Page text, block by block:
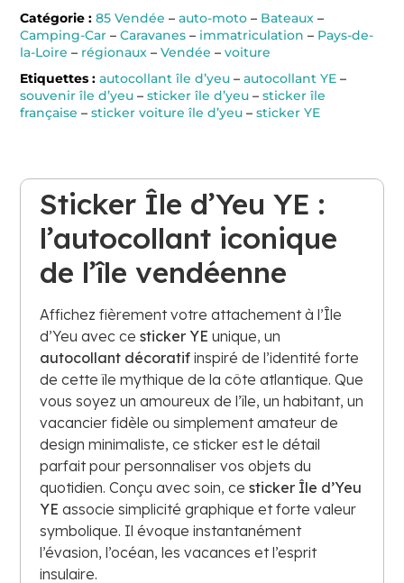
Catégorie : 85 Vendée – auto-moto– Bateaux–
Camping-Car– Caravanes– immatriculation – Pays-de-
la-Loire – régionaux– Vendée – voiture
Etiquettes : autocollant île d’yeu– autocollant YE–
souvenir île d’yeu– sticker île d’yeu– sticker île
française – sticker voiture île d’yeu– sticker YE
Sticker Île d’Yeu YE :
l’autocollant iconique
de l’île vendéenne
Affichez fièrement votre attachement à l’Île
d’Yeu avec ce sticker YE unique, un
autocollant décoratifinspiré de l’identité forte
de cette île mythique de la côte atlantique. Que
vous soyez un amoureux de l’île, un habitant, un
vacancier fidèle ou simplement amateur de
design minimaliste, ce sticker est le détail
parfait pour personnaliser vos objets du
quotidien. Conçu avec soin, ce sticker Île d’Yeu
YE associe simplicité graphique et forte valeur
symbolique. Il évoque instantanément
l’évasion, l’océan, les vacances et l’esprit
insulaire.